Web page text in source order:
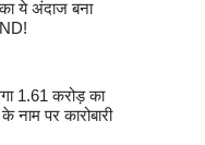
का ये अंदाज बना
1.61 करोड़ का
पर कारोबारी